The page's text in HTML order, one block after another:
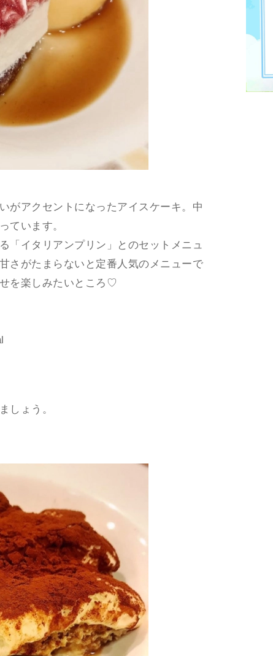
がアクセントになったアイスケーキ。中
ています。
「イタリアンプリン」とのセットメニュ
さがたまらないと定番人気のメニューで
を楽しみたいところ♡
しょう。